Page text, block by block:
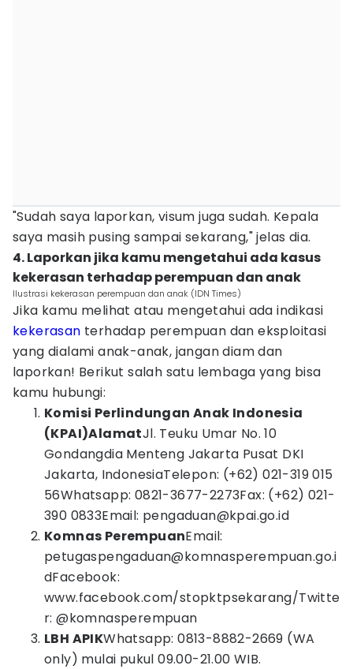
"Sudah saya laporkan, visum juga sudah. Kepala
saya masih pusing sampai sekarang," jelas dia.
4. Laporkan jika kamu mengetahui ada kasus
kekerasan terhadap perempuan dan anak
Ilustrasi kekerasan perempuan dan anak (IDN Times)
Jika kamu melihat atau mengetahui ada indikasi
kekerasan terhadap perempuan dan eksploitasi
yang dialami anak-anak, jangan diam dan
laporkan! Berikut salah satu lembaga yang bisa
kamu hubungi:
Komisi Perlindungan Anak Indonesia
(KPAI)AlamatJl. Teuku Umar No. 10
Gondangdia Menteng Jakarta Pusat DKI
Jakarta, IndonesiaTelepon: (+62) 021-319 015
56Whatsapp: 0821-3677-2273Fax: (+62) 021-
390 0833Email: pengaduan@kpai.go.id
Komnas PerempuanEmail:
petugaspengaduan@komnasperempuan.go.i
dFacebook:
www.facebook.com/stopktpsekarang/Twitte
r: @komnasperempuan
LBH APIKWhatsapp: 0813-8882-2669 (WA
only) mulai pukul 09.00-21.00 WIB.